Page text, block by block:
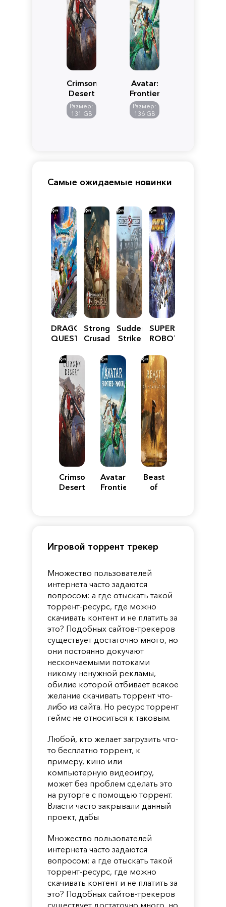
Crimson
Desert
Размер:
131 GB
Avatar:
Frontiers
of
Pandora
Размер:
136 GB
Самые ожидаемые новинки
DRAGON
QUEST
Reimagined
Stronghold
Crusader:
Edition
Sudden
Strike
SUPER
ROBOT
Y
Crimson
Desert
Avatar:
Frontiers
Beast
of
Игровой торрент трекер
Множество пользователей
интернета часто задаются
вопросом: а где отыскать такой
торрент-ресурс, где можно
скачивать контент и не платить за
это? Подобных сайтов-трекеров
существует достаточно много, но
они постоянно докучают
нескончаемыми потоками
никому ненужной рекламы,
обилие которой отбивает всякое
желание скачивать торрент что-
либо из сайта. Но ресурс торрент
геймс не относиться к таковым.
Любой, кто желает загрузить что-
то бесплатно торрент, к
примеру, кино или
компьютерную видеоигру,
может без проблем сделать это
на руторге с помощью торрент.
Власти часто закрывали данный
проект, дабы
Множество пользователей
интернета часто задаются
вопросом: а где отыскать такой
торрент-ресурс, где можно
скачивать контент и не платить за
это? Подобных сайтов-трекеров
существует достаточно много, но